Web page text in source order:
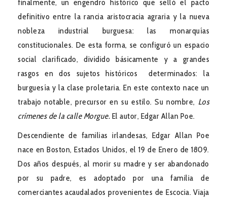
finalmente, un engendro histórico que selló el pacto
definitivo entre la rancia aristocracia agraria y la nueva
nobleza industrial burguesa: las monarquías
constitucionales. De esta forma, se configuró un espacio
social clarificado, dividido básicamente y a grandes
rasgos en dos sujetos históricos determinados: la
burguesía y la clase proletaria. En este contexto nace un
trabajo notable, precursor en su estilo. Su nombre, Los
crímenes de la calle Morgue. El autor, Edgar Allan Poe.
Descendiente de familias irlandesas, Edgar Allan Poe
nace en Boston, Estados Unidos, el 19 de Enero de 1809.
Dos años después, al morir su madre y ser abandonado
por su padre, es adoptado por una familia de
comerciantes acaudalados provenientes de Escocia. Viaja